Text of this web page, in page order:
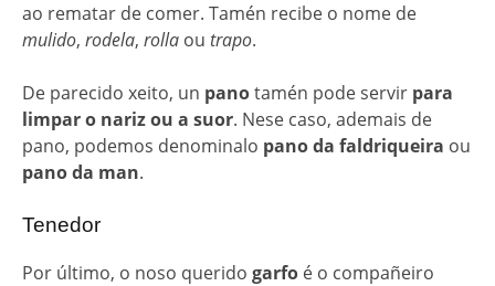
ao rematar de comer. Tamén recibe o nome de
mulido, rodela, rolla ou trapo.
De parecido xeito, un panotamén pode servir para
limpar o nariz ou a suor. Nese caso, ademais de
pano, podemos denominalo pano da faldriqueira ou
pano da man.
Tenedor
Por último, o noso querido garfo é o compañeiro